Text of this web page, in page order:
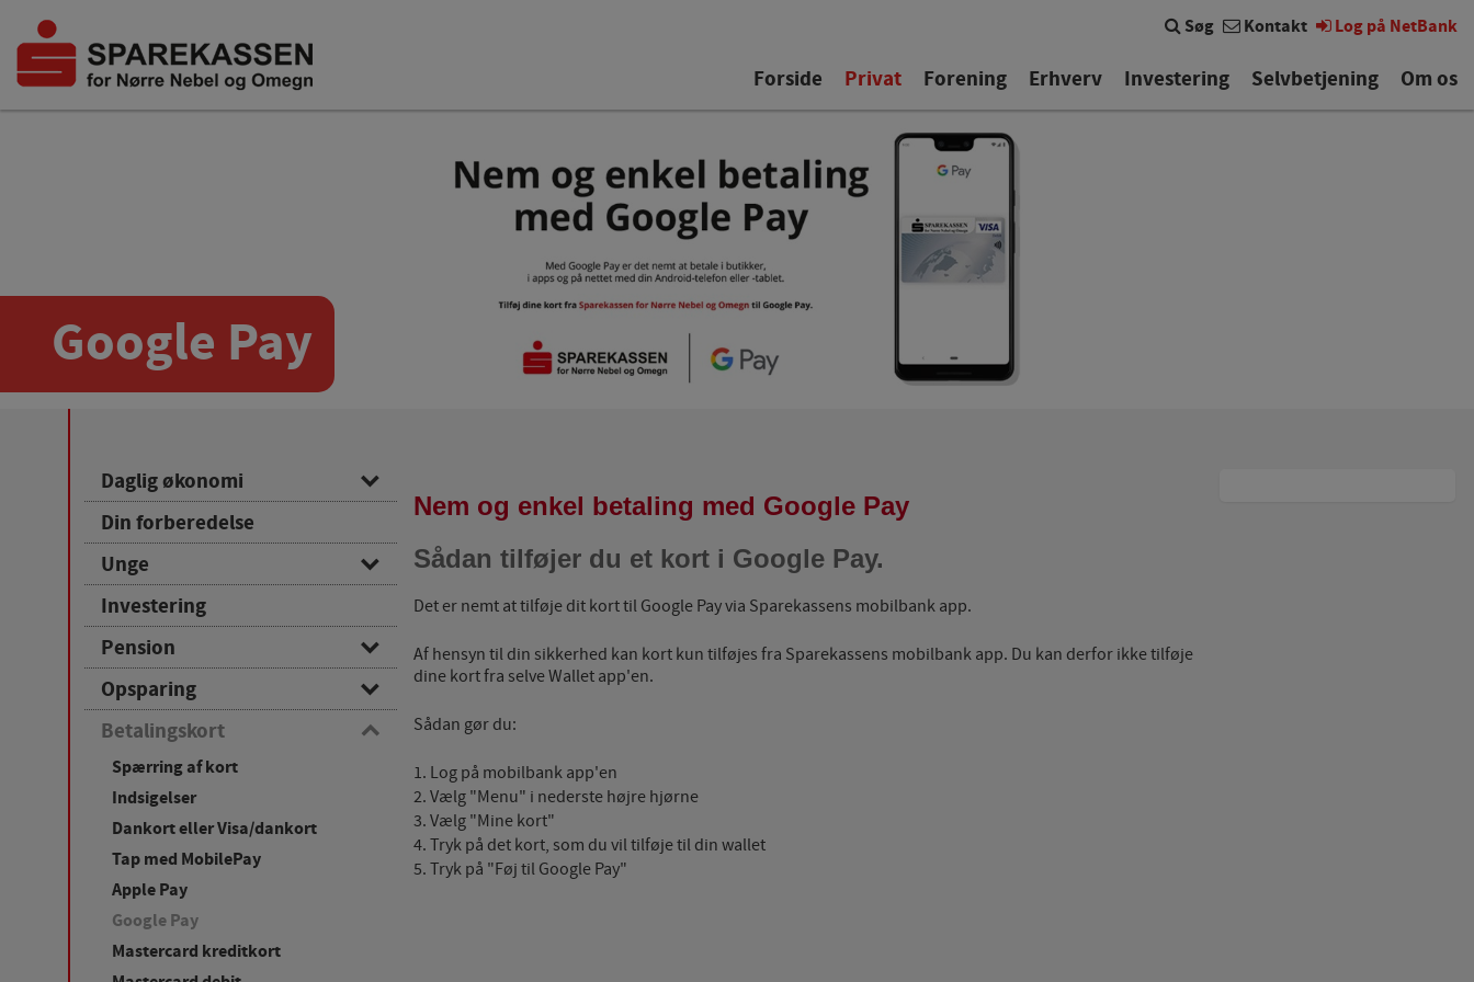
Kontakt Log på NetBank
Søg
Forside Privat Forening Erhverv Investering Selvbetjening Om os
Google Pay
Nem og enkel betaling med Google Pay
Sådan tilføjer du et kort i Google Pay.
Det er nemt at tilføje dit kort til Google Pay via Sparekassens mobilbank app.
Af hensyn til din sikkerhed kan kort kun tilføjes fra Sparekassens mobilbank app. Du kan derfor ikke tilføje
dine kort fra selve Wallet app'en.
Sådan gør du:
1. Log på mobilbank app'en
2. Vælg "Menu" i nederste højre hjørne
3. Vælg "Mine kort"
4. Tryk på det kort, som du vil tilføje til din wallet
5. Tryk på "Føj til Google Pay"
Daglig økonomi
Løn og budget
Børn
Basisbetalingskonto
Basiskonto
Din forberedelse
Unge
Jokerkonto
Net- og mobilbank
Budgetkonto
Studieforsikring
Investering
Pension
Ratepension
Alderspension
Livrente
Pensionsinfo
Opsparing
Børneopsparing
Opsparingskonto
Etableringskonto
Betalingskort
Spærring af kort
Indsigelser
Dankort eller Visa/dankort
Tap med MobilePay
Apple Pay
Google Pay
Mastercard kreditkort